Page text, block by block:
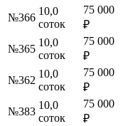
№366
10,0
соток
75 000
₽
№365
10,0
соток
75 000
₽
№362
10,0
соток
75 000
₽
№383
10,0
соток
75 000
₽